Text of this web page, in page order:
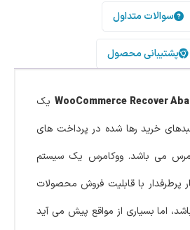
سوالات متداول
پشتیبانی محصول
یک
خرید رها شده در پرداخت های
می باشد. ووکامرس یک سیستم
پرطرفدار با قابلیت فروش محصولات
اما بسیاری از مواقع پیش می آید